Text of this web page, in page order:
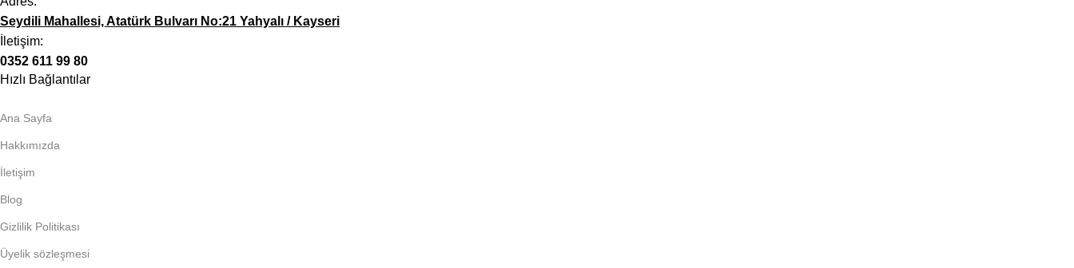
Seydili Mahallesi, Atatürk Bulvarı No:21 Yahyalı / Kayseri
İletişim:
0352 611 99 80
Hızlı Bağlantılar
Ana Sayfa
Hakkımızda
İletişim
Blog
Gizlilik Politikası
Üyelik sözleşmesi